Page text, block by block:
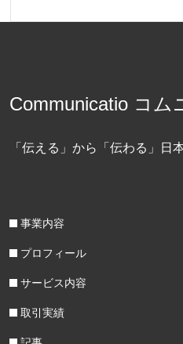
Communicatio コ
「伝える」から「伝わる」日
事業内容
プロフィール
サービス内容
取引実績